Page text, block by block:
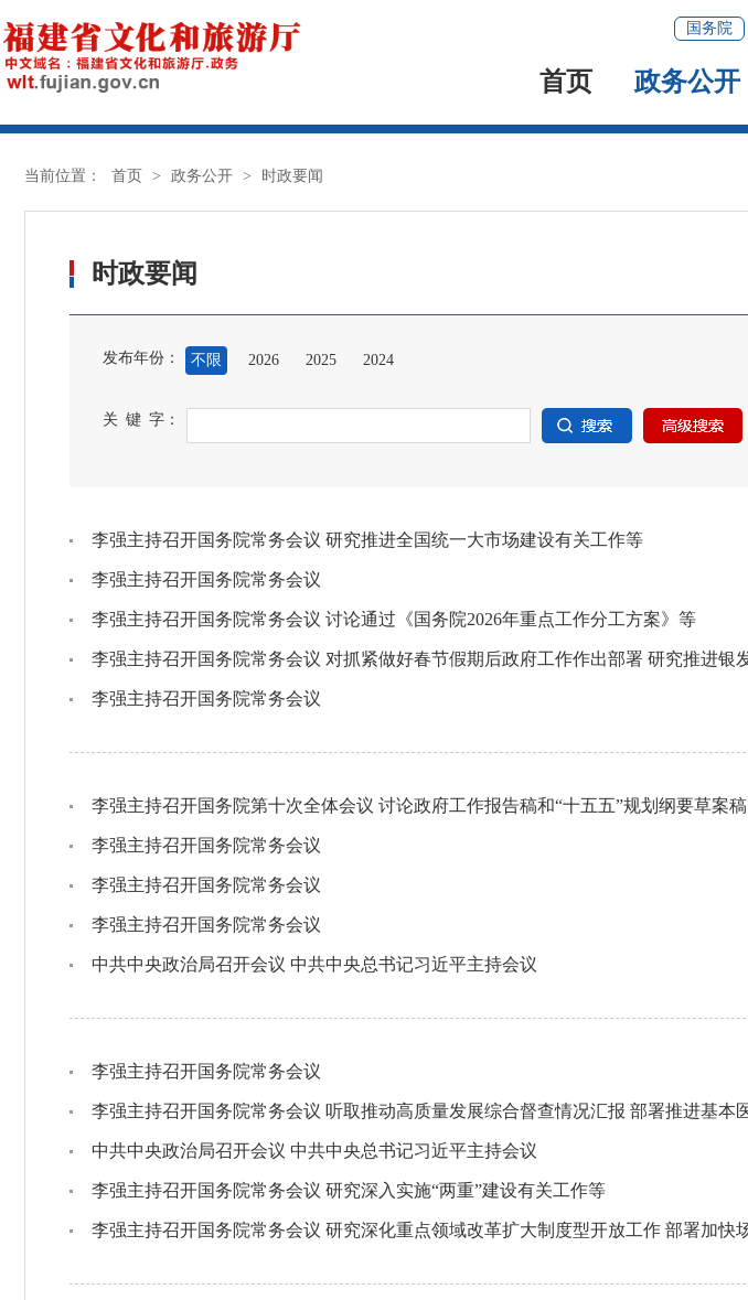
国务院
首页 政务公开
当前位置： 首页 > 政务公开 > 时政要闻
时政要闻
发布年份： 不限 2026 2025 2024
关 键 字：
李强主持召开国务院常务会议 研究推进全国统一大市场建设有关工作等
李强主持召开国务院常务会议
李强主持召开国务院常务会议 讨论通过《国务院2026年重点工作分工方案》等
李强主持召开国务院常务会议
李强主持召开国务院第十次全体会议 讨论政府工作报告稿和“十五五”规划纲要草案稿
李强主持召开国务院常务会议
李强主持召开国务院常务会议
李强主持召开国务院常务会议
中共中央政治局召开会议 中共中央总书记习近平主持会议
李强主持召开国务院常务会议
中共中央政治局召开会议 中共中央总书记习近平主持会议
李强主持召开国务院常务会议 研究深入实施“两重”建设有关工作等